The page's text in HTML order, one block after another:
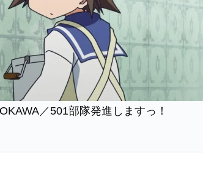
／501部隊発進しますっ！